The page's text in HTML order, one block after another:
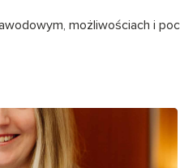
możliwościach i